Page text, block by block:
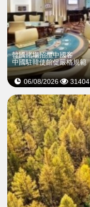
韓國賭場招攬中國客
中國駐韓使館促嚴格規範
06/08/2026 31404